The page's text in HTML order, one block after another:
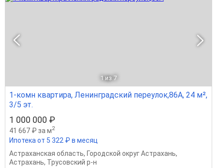
1 из 7
1-комн квартира, Ленинградский переулок,86А, 24 м²,
3/5 эт.
1 000 000 ₽
41 667 ₽ за м2
Ипотека от 5 322 ₽ в месяц
Астраханская область, Городской округ Астрахань,
Астрахань, Трусовский р-н